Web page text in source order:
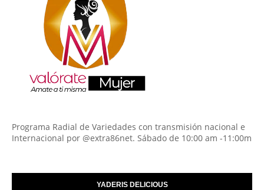
Programa Radial de Variedades con transmisión nacional e
Internacional por @extra86net. Sábado de 10:00 am -11:00m
YADERIS DELICIOUS